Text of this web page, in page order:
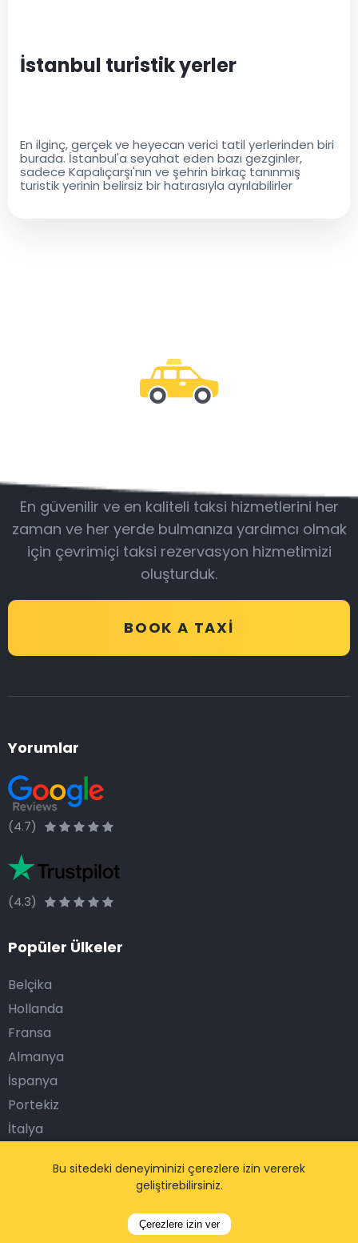
İstanbul turistik yerler
En ilginç, gerçek ve heyecan verici tatil yerlerinden biri
burada. İstanbul'a seyahat eden bazı gezginler,
sadece Kapalıçarşı'nın ve şehrin birkaç tanınmış
turistik yerinin belirsiz bir hatırasıyla ayrılabilirler
En güvenilir ve en kaliteli taksi hizmetlerini her
zaman ve her yerde bulmanıza yardımcı olmak
için çevrimiçi taksi rezervasyon hizmetimizi
oluşturduk.
BOOK A TAXI
Yorumlar
(4.7)
(4.3)
Popüler Ülkeler
Belçika
Hollanda
Fransa
Almanya
İspanya
Portekiz
İtalya
Bu sitedeki deneyiminizi çerezlere izin vererek
geliştirebilirsiniz.
Çerezlere izin ver